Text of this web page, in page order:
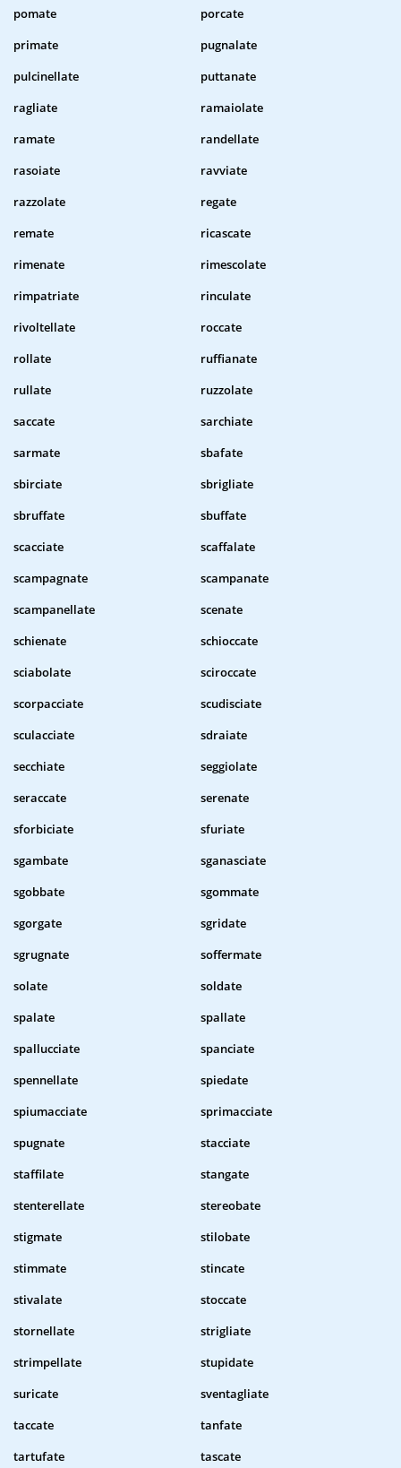
pomate
porcate
primate
pugnalate
pulcinellate
puttanate
ragliate
ramaiolate
ramate
randellate
rasoiate
ravviate
razzolate
regate
remate
ricascate
rimenate
rimescolate
rimpatriate
rinculate
rivoltellate
roccate
rollate
ruffianate
rullate
ruzzolate
saccate
sarchiate
sarmate
sbafate
sbirciate
sbrigliate
sbruffate
sbuffate
scacciate
scaffalate
scampagnate
scampanate
scampanellate
scenate
schienate
schioccate
sciabolate
sciroccate
scorpacciate
scudisciate
sculacciate
sdraiate
secchiate
seggiolate
seraccate
serenate
sforbiciate
sfuriate
sgambate
sganasciate
sgobbate
sgommate
sgorgate
sgridate
sgrugnate
soffermate
solate
soldate
spalate
spallate
spallucciate
spanciate
spennellate
spiedate
spiumacciate
sprimacciate
spugnate
stacciate
staffilate
stangate
stenterellate
stereobate
stigmate
stilobate
stimmate
stincate
stivalate
stoccate
stornellate
strigliate
strimpellate
stupidate
suricate
sventagliate
taccate
tanfate
tartufate
tascate